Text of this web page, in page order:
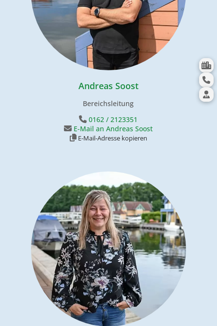
Andreas Soost
Bereichsleitung
0162 / 2123351
E-Mail an Andreas Soost
E-Mail-Adresse kopieren